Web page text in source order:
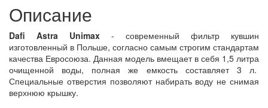
Описание
Dafi Astra Unimax - современный фильтр кувшин
изготовленный в Польше, согласно самым строгим стандартам
качества Евросоюза. Данная модель вмещает в себя 1,5 литра
очищенной воды, полная же емкость составляет 3 л.
Специальные отверстия позволяют набирать воду не снимая
верхнюю крышку.